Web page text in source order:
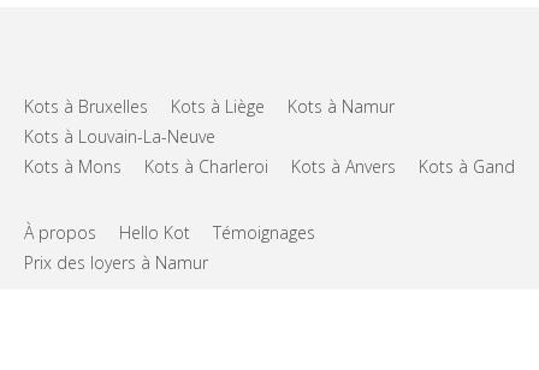
Kots à Bruxelles Kots à Liège
Kots à Namur
Kots à Louvain-La-Neuve
Kots à Mons
Kots à Charleroi Kots à Anvers Kots à Gand
À propos Hello Kot
Témoignages
Prix des loyers à Namur